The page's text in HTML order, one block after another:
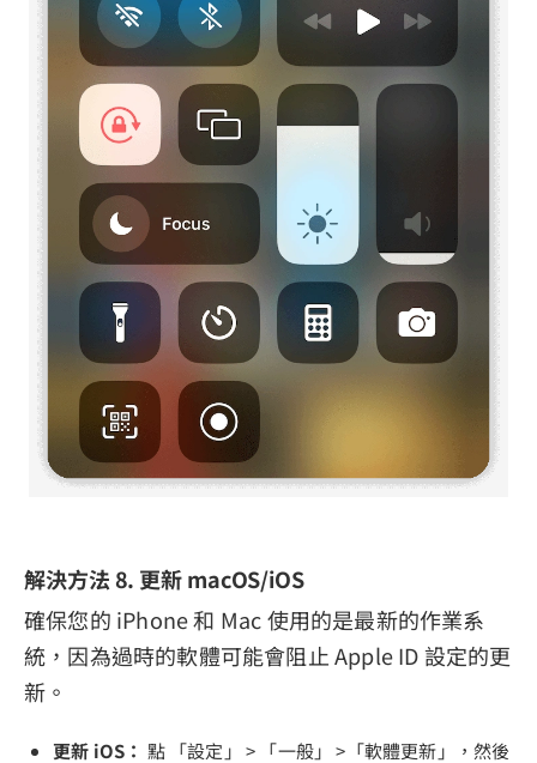
解決方法 8. 更新 macOS/iOS
確保您的 iPhone 和 Mac 使用的是最新的作業系
統，因為過時的軟體可能會阻止 Apple ID 設定的更
新。
更新 iOS： 點 「設定」 > 「一般」 >「軟體更新」，然後